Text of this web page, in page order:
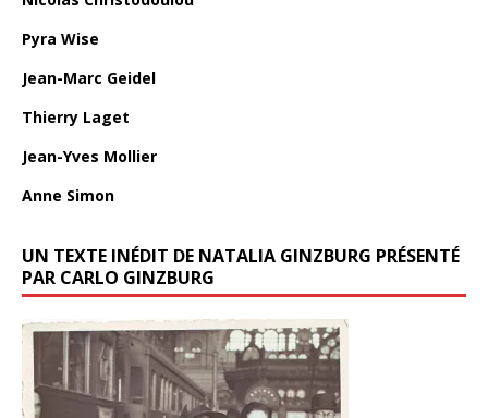
Pyra Wise
Jean-Marc Geidel
Thierry Laget
Jean-Yves Mollier
Anne Simon
UN TEXTE INÉDIT DE NATALIA GINZBURG PRÉSENTÉ
PAR CARLO GINZBURG